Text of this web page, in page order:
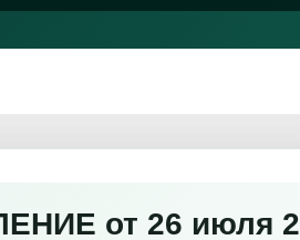
от 26 июля